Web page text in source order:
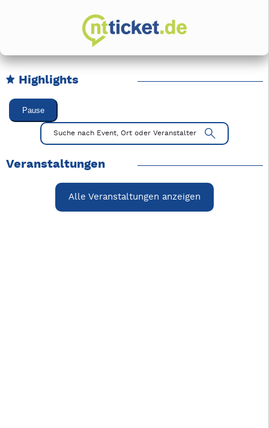
Highlights
Karussell Veranstaltungen überspringen
Pause
Mit Tab zu den Steuerelementen wechseln. Mit Pfeiltasten
Suche nach Event, Ort oder Veranstalter
Veranstaltungen
Alle Veranstaltungen anzeigen